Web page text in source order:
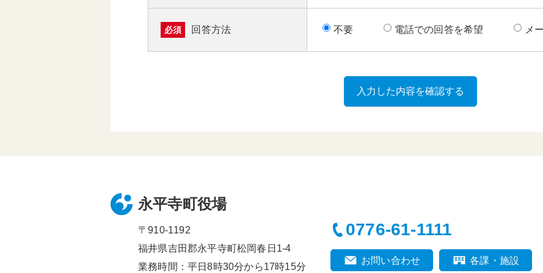
必須 回答方法 不要 電話での回答を希望 メ
永平寺町役場
〒910-1192
福井県吉田郡永平寺町松岡春日1-4
業務時間：平日8時30分から17時15分
0776-61-1111
お問い合わせ 各課・施設